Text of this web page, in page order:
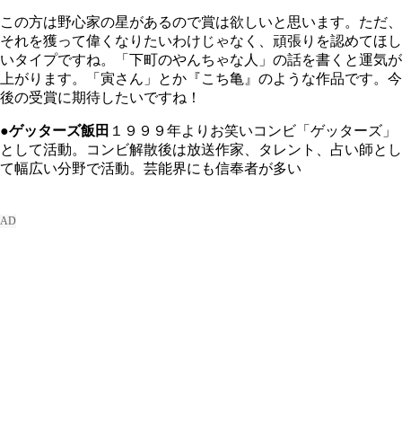
この方は野心家の星があるので賞は欲しいと思います。ただ、
それを獲って偉くなりたいわけじゃなく、頑張りを認めてほし
いタイプですね。「下町のやんちゃな人」の話を書くと運気が
上がります。「寅さん」とか『こち亀』のような作品です。今
後の受賞に期待したいですね！
●ゲッターズ飯田 １９９９年よりお笑いコンビ「ゲッターズ」
として活動。コンビ解散後は放送作家、タレント、占い師とし
て幅広い分野で活動。芸能界にも信奉者が多い